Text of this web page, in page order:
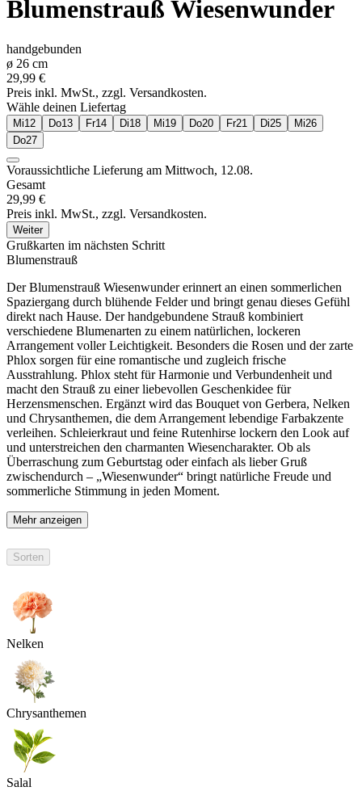
Blumenstrauß Wiesenwunder
handgebunden
ø 26 cm
29,99 €
Preis inkl. MwSt., zzgl. Versandkosten.
Wähle deinen Liefertag
Mi12 Do13 Fr14 Di18 Mi19 Do20 Fr21 Di25 Mi26
Do27
Voraussichtliche Lieferung am Mittwoch, 12.08.
Gesamt
29,99 €
Preis inkl. MwSt., zzgl. Versandkosten.
Weiter
Grußkarten im nächsten Schritt
Blumenstrauß
Der Blumenstrauß Wiesenwunder erinnert an einen sommerlichen
Spaziergang durch blühende Felder und bringt genau dieses Gefühl
direkt nach Hause. Der handgebundene Strauß kombiniert
verschiedene Blumenarten zu einem natürlichen, lockeren
Arrangement voller Leichtigkeit. Besonders die Rosen und der zarte
Phlox sorgen für eine romantische und zugleich frische
Ausstrahlung. Phlox steht für Harmonie und Verbundenheit und
macht den Strauß zu einer liebevollen Geschenkidee für
Herzensmenschen. Ergänzt wird das Bouquet von Gerbera, Nelken
und Chrysanthemen, die dem Arrangement lebendige Farbakzente
verleihen. Schleierkraut und feine Rutenhirse lockern den Look auf
und unterstreichen den charmanten Wiesencharakter. Ob als
Überraschung zum Geburtstag oder einfach als lieber Gruß
zwischendurch – „Wiesenwunder“ bringt natürliche Freude und
sommerliche Stimmung in jeden Moment.
Mehr anzeigen
Sorten
Nelken
Chrysanthemen
Salal